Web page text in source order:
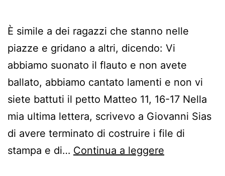
È simile a dei ragazzi che stanno nelle
piazze e gridano a altri, dicendo: Vi
abbiamo suonato il flauto e non avete
ballato, abbiamo cantato lamenti e non vi
siete battuti il petto Matteo 11, 16-17 Nella
mia ultima lettera, scrivevo a Giovanni Sias
di avere terminato di costruire i file di
stampa e di… Continua a leggere